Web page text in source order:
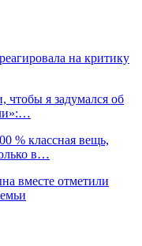
на критику
чтобы я задумался об
% классная вещь,
в…
вместе отметили